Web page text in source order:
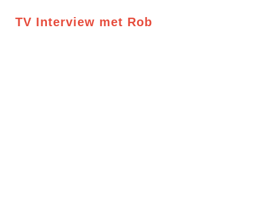
TV Interview met Rob